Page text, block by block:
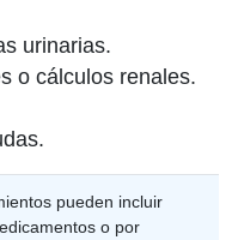
urinarias.
o cálculos renales.
pueden incluir
o por